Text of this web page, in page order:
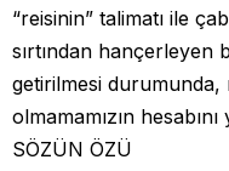
“reisinin” talimatı ile
sırtından hançerleyen
getirilmesi
olmamamızın hesabını
SÖZÜN ÖZÜ